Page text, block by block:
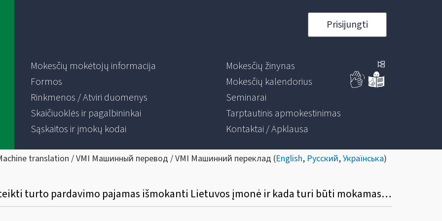
Prisijungti
Mokesčių mokėtojų informacija
Formos
Rinkmenos / Atviri duomenys
Skaičiuoklės ir pagalbininkai
Sąskaitos ir įmokų kodai
Mokesčių žinynas
Mokesčių kalendorius
Seminarai
Tarptautinis apmokestinimas
Kontaktai / Apklausa
translation / VMI Машинный перевод / VMI Машинний переклад (English, Русский,Українська)
Kurias deklaracijų formas VMI turi pateikti turto pardavimo pajamas išmokanti Lietuvos įmonė ir kada turi būti mokamas gyventojų pajamų mokestis?